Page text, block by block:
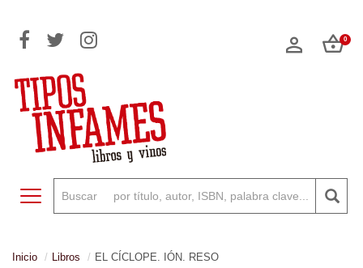
0
Toggle navigation
Inicio Libros EL CÍCLOPE. IÓN. RESO